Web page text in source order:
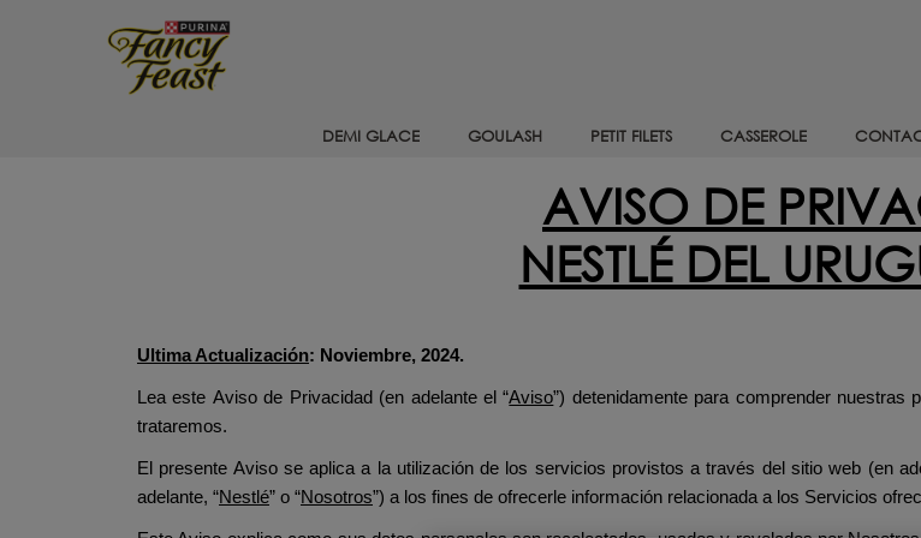
Menu Secundario Fancy feast
DEMI GLACE GOULASH PETIT FILETS CASSEROLE
AVISO DE
NESTLÉ DEL
Ultima Actualización: Noviembre, 2024.
Lea este Aviso de Privacidad (en adelante el “Aviso”) detenidamente para comprender
trataremos.
El presente Aviso se aplica a la utilización de los servicios provistos a través del sitio web (en
adelante, “Nestlé” o “Nosotros”) a los fines de ofrecerle información relacionada a los Servicios